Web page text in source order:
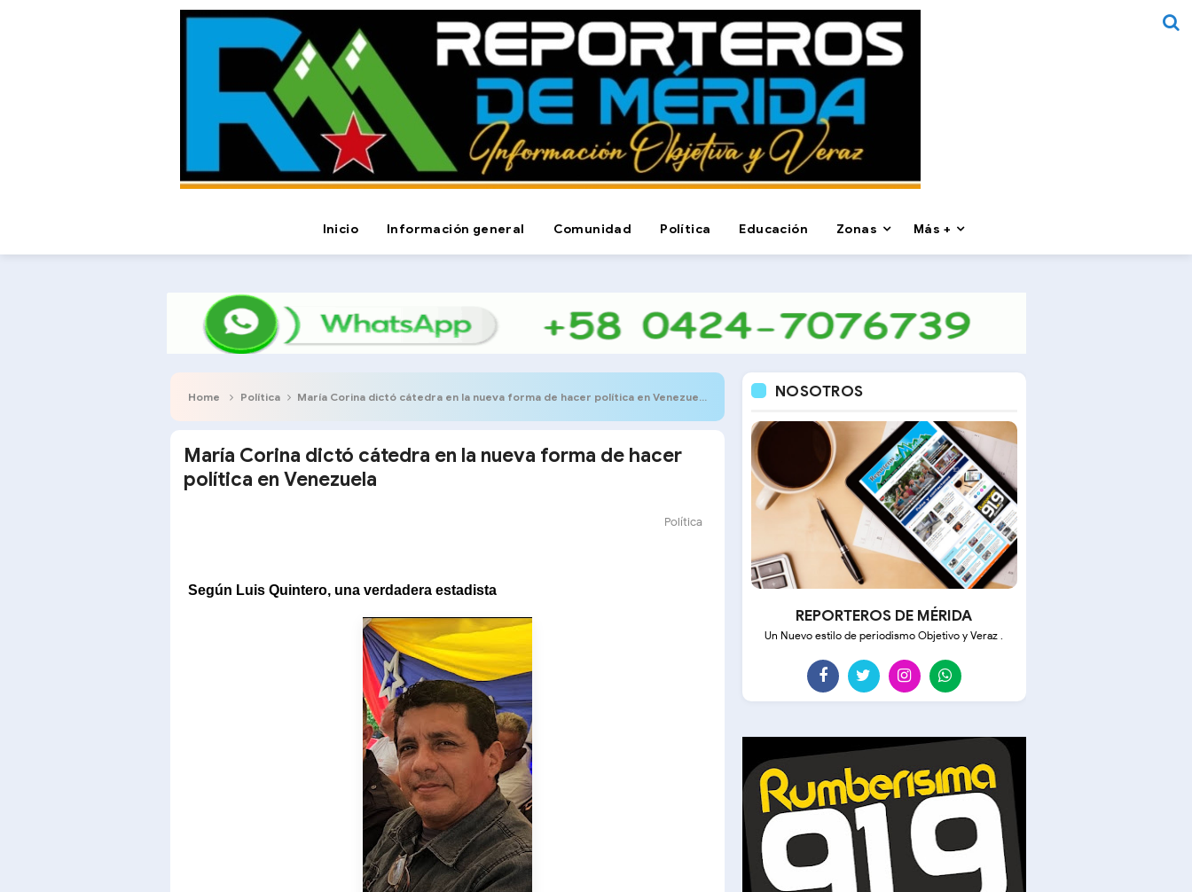
Inicio Información general Comunidad Política Educación Zonas Más +
Home Política María Corina dictó cátedra en la nueva forma de hacer política en Venezuela
María Corina dictó cátedra en la nueva forma de hacer
política en Venezuela
Política
Según Luis Quintero, una verdadera estadista
NOSOTROS
REPORTEROS DE MÉRIDA
Un Nuevo estilo de periodismo Objetivo y Veraz .